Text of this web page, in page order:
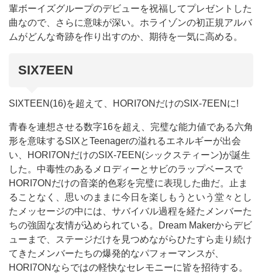
輩ボーイズグループのデビューを祝福してプレゼントした
曲なので、さらに意味が深い。ホライゾンの初正規アルバ
ムがどんな奇跡を作り出すのか、期待を一気に高める。
SIX7EEN
SIXTEEN(16)を超えて、HORI7ONだけのSIX-7EENに!
青春を連想させる数字16を超え、完璧な能力値である六角
形を意味するSIXとTeenagerの溢れるエネルギーが出会
い、HORI7ONだけのSIX-7EEN(シックスティーン)が誕生
した。中毒性のあるメロディーとサビのラップベースで
HORI7ONだけの音楽的色彩を完璧に表現した曲だ。止ま
ることなく、思いのままに今日を楽しもうという堂々とし
たメッセージの中には、サバイバル過程を経たメンバーた
ちの強固な友情が込められている。Dream Makerからデビ
ューまで、ステージだけを見つめながらひたすら走り続け
てきたメンバーたちの爆発的なパフォーマンスが、
HORI7ONならではの軽快なセレモニーに皆を招待する。